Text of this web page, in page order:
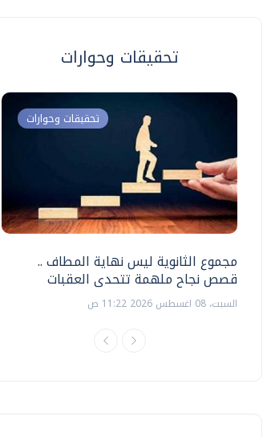
تحقيقات وحوارات
تحقيقات وحوارات
مجموع الثانوية ليس نهاية المطاف ..
قصص نجاح ملهمة تتحدى العقبات
السبت، 08 اغسطس 2026 11:22 ص